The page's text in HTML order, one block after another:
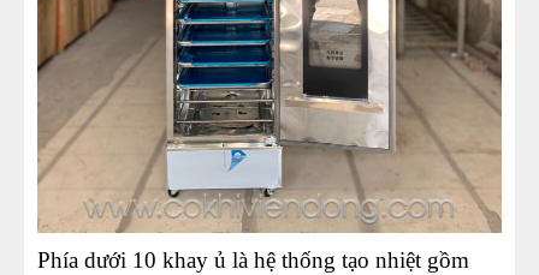
Phía dưới 10 khay ủ là hệ thống tạo nhiệt gồm